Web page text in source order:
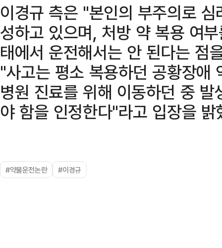
이경규 측은 "본인의 부주의로
성하고 있으며, 처방 약 복용 여
태에서 운전해서는 안 된다는 점
"사고는 평소 복용하던 공황장애
병원 진료를 위해 이동하던 중
야 함을 인정한다"라고 입장을 밝
#약물운전논란 #이경규